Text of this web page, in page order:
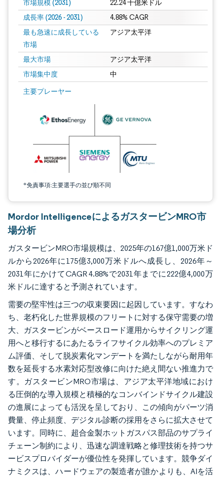
市場規模 (2031) 22.24 十億米ドル
成長率 (2026 - 2031) 4.88% CAGR
最も急速に成長している
市場
アジア太平洋
最大市場 アジア太平洋
市場集中度 中
主要プレーヤー
*免責事項:主要選手の並び順不同
画像 © Mordor Intelligence。再利用にはCC BY 4.0の表示が必要です。
Mordor IntelligenceによるガスタービンMRO市
場分析
ガスタービンMRO市場規模は、2025年の167億1,000万米ド
ルから2026年に175億3,000万米ドルへ成長し、2026年～
2031年にかけてCAGR 4.88%で2031年までに222億4,000万
米ドルに達すると予測されています。
需要の堅牢性は三つの収束要因に起因しています。すなわ
ち、老朽化した世界規模のフリートに対する保守需要の増
大、ガスタービンがベースロード運用からサイクリング運
用へと移行するにあたるライフサイクル効率へのプレミア
ム評価、そして脱炭素化マンデートを満たしながら耐用年
数を延長する水素対応型改修に向けた絶え間ない推進力で
す。ガスタービンMRO市場は、アジア太平洋地域におけ
る圧倒的な導入規模と積極的なコンバインドサイクル建設
の進展によっても活況を呈しており、この傾向がパーツ消
費量、停止頻度、デジタル診断の採用をさらに拡大させて
います。同時に、超合金製ホットガスパス部品のサプライ
チェーン制約により、迅速な調達戦略と修理技術を持つサ
ービスプロバイダーが優位性を発揮しています。競争ダイ
ナミクスは、ハードウェアの製造者が誰かよりも、AIを活